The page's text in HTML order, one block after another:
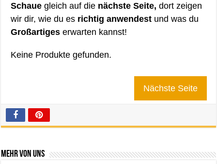
Schaue gleich auf die nächste Seite, dort zeigen
wir dir, wie du es richtig anwendest und was du
Großartiges erwarten kannst!
Keine Produkte gefunden.
Nächste Seite
Mehr von uns